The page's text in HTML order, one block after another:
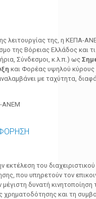
λειτουργίας της, η ΚΕΠΑ-
της Βόρειας Ελλάδος και
Σύνδεσμοι, κ.λ.π.) ως
και Φορέας υψηλού κύρους
με ταχύτητα,
εκτέλεση του
που υπηρετούν τον
μέγιστη δυνατή
χρηματοδότησης και τη